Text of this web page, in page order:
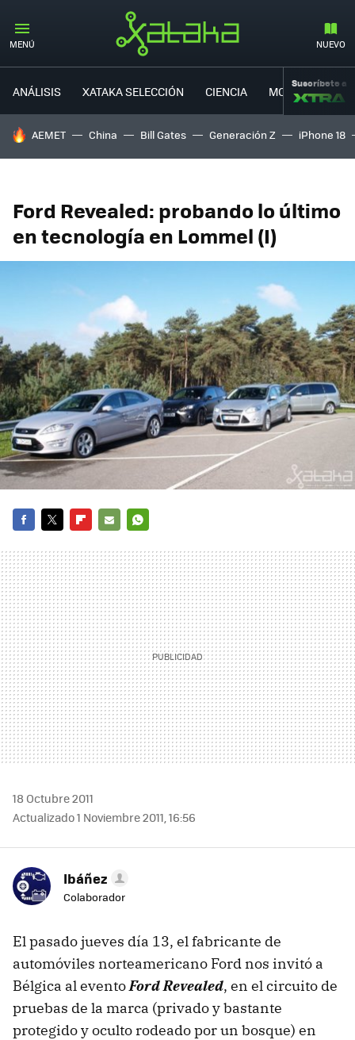
MENÚ NUEVO
ANÁLISIS XATAKA SELECCIÓN CIENCIA MOVILIDAD
Suscríbete a
HOY SE HABLA DE
AEMET China Bill Gates Generación Z iPhone 18
Ford Revealed: probando lo último
en tecnología en Lommel (I)
MAIL
18 Octubre 2011
Actualizado 1 Noviembre 2011, 16:56
Ibáñez
Colaborador
El pasado jueves día 13, el fabricante de
automóviles norteamericano Ford nos invitó a
Bélgica al eventoFord Revealed, en el circuito de
pruebas de la marca (privado y bastante
protegido y oculto rodeado por un bosque) en